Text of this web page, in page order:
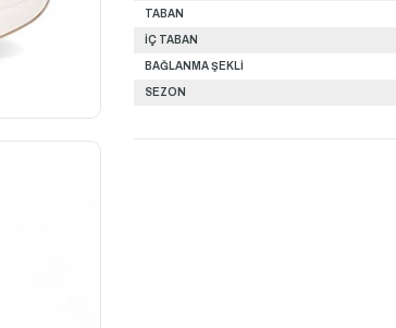
TABAN
İÇ TABAN
BAĞLANMA ŞEKLİ
SEZON